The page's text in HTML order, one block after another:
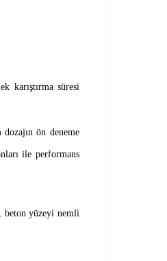
karıştırma süresi
ön deneme
ile performans
beton yüzeyi nemli